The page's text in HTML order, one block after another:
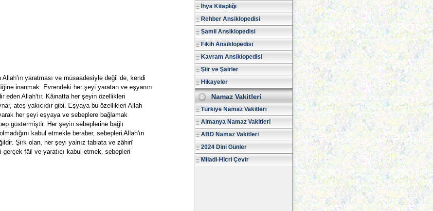
yaratması ve müsaadesiyle değil de, kendi
inanmak. Evrendeki her şeyi yaratan ve eşyanın
eden Allah'tır. Kâinatta her şeyin özellikleri
ateş yakıcıdır gibi. Eşyaya bu özellikleri Allah
her şeyi eşyaya ve sebeplere bağlamak
göstermiştir. Her şeyin sebeplerine bağlı
kabul etmekle beraber, sebepleri Allah'ın
Şirk olan, her şeyi yalnız tabiata ve zâhirî
fâil ve yaratıcı kabul etmek, sebepleri
İhya Kitaplığı
Rehber Ansiklopedisi
Şamil Ansiklopedisi
Fikih Ansiklopedisi
Kavram Ansiklopedisi
Şiir ve Şairler
Hikayeler
Namaz Vakitleri
Türkiye Namaz Vakitleri
Almanya Namaz Vakitleri
ABD Namaz Vakitleri
2024 Dini Günler
Miladi-Hicri Çevir